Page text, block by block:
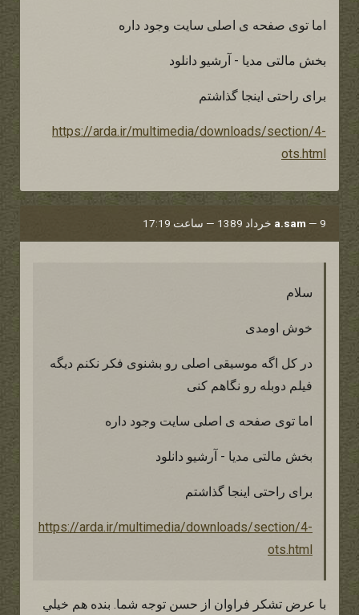
اما توی صفحه ی اصلی سایت وجود داره
بخش مالتی مدیا - آرشیو دانلود
برای راحتی اینجا گذاشتم
https://arda.ir/multimedia/downloads/section/4-
ots.html
a.sam — 9 خرداد 1389 — ساعت 17:19
سلام
خوش اومدی
در کل اگه موسیقی اصلی رو بشنوی فکر نکنم دیگه
فیلم دوبله رو نگاهم کنی
اما توی صفحه ی اصلی سایت وجود داره
بخش مالتی مدیا - آرشیو دانلود
برای راحتی اینجا گذاشتم
https://arda.ir/multimedia/downloads/section/4-
ots.html
با عرض تشكر فراوان از حسن توجه شما. بنده هم خيلي